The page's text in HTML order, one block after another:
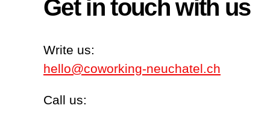
Get in touch with us
Write us:
hello@coworking-neuchatel.ch
Call us: